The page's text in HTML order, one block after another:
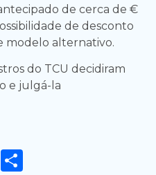
de cerca de €
de desconto
modelo alternativo.
do TCU decidiram
e julgá-la
Messenger